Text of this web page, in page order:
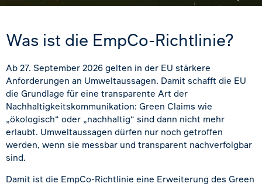
Was ist die EmpCo-Richtlinie?
Ab 27. September 2026 gelten in der EU stärkere
Anforderungen an Umweltaussagen. Damit schafft die EU
die Grundlage für eine transparente Art der
Nachhaltigkeitskommunikation: Green Claims wie
„ökologisch“ oder „nachhaltig“ sind dann nicht mehr
erlaubt. Umweltaussagen dürfen nur noch getroffen
werden, wenn sie messbar und transparent nachverfolgbar
sind.
Damit ist die EmpCo-Richtlinie eine Erweiterung des Green